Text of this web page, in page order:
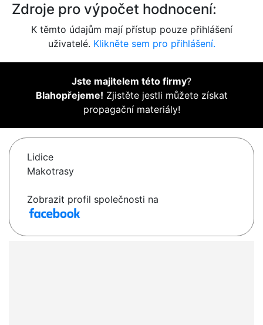
Zdroje pro výpočet hodnocení:
K těmto údajům mají přístup pouze přihlášení
uživatelé. Klikněte sem pro přihlášení.
Jste majitelem této firmy?
Blahopřejeme! Zjistěte jestli můžete získat
propagační materiály!
Lidice
Makotrasy
Zobrazit profil společnosti na